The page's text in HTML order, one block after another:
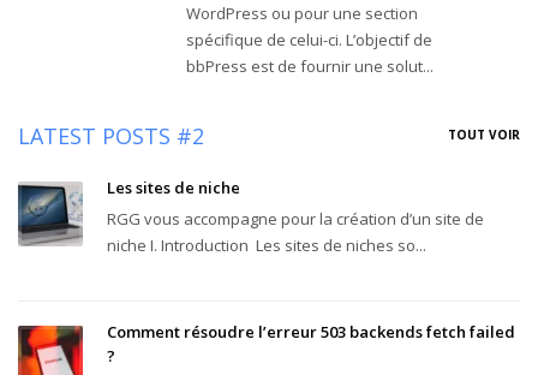
WordPress ou pour une section
spécifique de celui-ci. L’objectif de
bbPress est de fournir une solut...
LATEST POSTS #2 TOUT VOIR
Les sites de niche
RGG vous accompagne pour la création d’un site de
niche I. Introduction Les sites de niches so...
Comment résoudre l’erreur 503 backends fetch failed
?